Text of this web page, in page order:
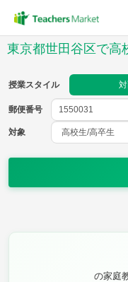
東京都世田谷区で高
授業スタイル
郵便番号
対象
の家庭
郵便番号
教科
英語(